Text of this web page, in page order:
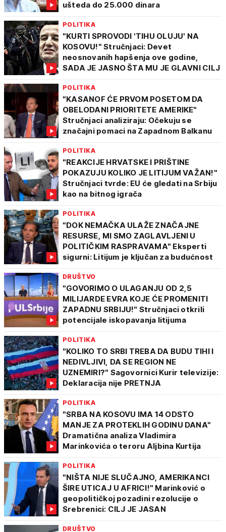
ušteda do 25.000 dinara
POLITIKA
"KURTI SPROVODI 'TIHU OLUJU' NA
KOSOVU!" Stručnjaci: Devet
neosnovanih hapšenja ove godine,
SADA JE JASNO ŠTA MU JE GLAVNI CILJ
POLITIKA
"KASANOF ĆE PRVOM POSETOM DA
OBELODANI PRIORITETE AMERIKE"
Stručnjaci analiziraju: Očekuju se
značajni pomaci na Zapadnom Balkanu
POLITIKA
"REAKCIJE HRVATSKE I PRIŠTINE
POKAZUJU KOLIKO JE LITIJUM VAŽAN!"
Stručnjaci tvrde: EU će gledati na Srbiju
kao na bitnog igrača
POLITIKA
"DOK NEMAČKA ULAŽE ZNAČAJNE
RESURSE, MI SMO ZAGLAVLJENI U
POLITIČKIM RASPRAVAMA" Eksperti
sigurni: Litijum je ključan za budućnost
DRUŠTVO
"GOVORIMO O ULAGANJU OD 2,5
MILIJARDE EVRA KOJE ĆE PROMENITI
ZAPADNU SRBIJU!" Stručnjaci otkrili
potencijale iskopavanja litijuma
POLITIKA
"KOLIKO TO SRBI TREBA DA BUDU TIHI I
NEDIVLJIVI, DA SE REGION NE
UZNEMIRI?" Sagovornici Kurir televizije:
Deklaracija nije PRETNJA
POLITIKA
"SRBA NA KOSOVU IMA 14 ODSTO
MANJE ZA PROTEKLIH GODINU DANA"
Dramatična analiza Vladimira
Marinkovića o teroru Aljbina Kurtija
POLITIKA
"NIŠTA NIJE SLUČAJNO, AMERIKANCI
ŠIRE UTICAJ U AFRICI!" Marinković o
geopolitičkoj pozadini rezolucije o
Srebrenici: CILJ JE JASAN
DRUŠTVO